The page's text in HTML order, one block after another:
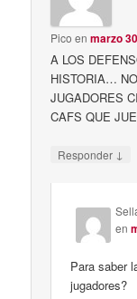
Pico enmarzo
A LOS
HISTORIA…
JUGADORES
CAFS QUE
Responder ↓
en
Para saber
jugadores?